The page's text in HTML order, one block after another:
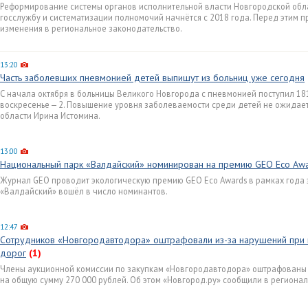
Реформирование системы органов исполнительной власти Новгородской
госслужбу и систематизации полномочий начнётся с 2018 года. Перед этим
изменения в региональное законодательство.
13:20
Часть заболевших пневмонией детей выпишут из больниц уже сегодня
С начала октября в больницы Великого Новгорода с пневмонией поступил
воскресенье — 2. Повышение уровня заболеваемости среди детей не
области Ирина Истомина.
13:00
Национальный парк «Валдайский» номинирован на премию GEO Eco
Журнал GEO проводит экологическую премию GEO Eco Awards в рамках
«Валдайский» вошёл в число номинантов.
12:47
Сотрудников «Новгородавтодора» оштрафовали из-за нарушений
дорог (1)
Члены аукционной комиссии по закупкам «Новгородавтодора»
на общую сумму 270 000 рублей. Об этом «Новгород.ру» сообщили в